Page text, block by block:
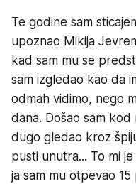
Te godine sam
upoznao Mikija
kad sam mu se
sam izgledao kao da
odmah vidimo, nego
dana. Došao sam
dugo gledao kroz
pusti unutra... To mi
ja sam mu otpevao